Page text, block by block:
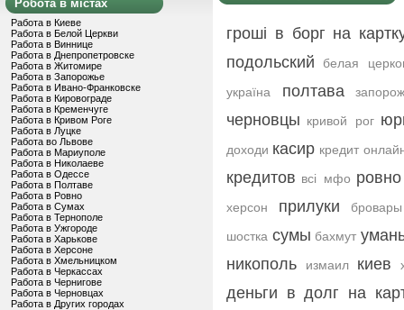
Робота в містах
Работа в Киеве
Работа в Белой Церкви
Работа в Виннице
Работа в Днепропетровске
Работа в Житомире
Работа в Запорожье
Работа в Ивано-Франковске
Работа в Кировограде
Работа в Кременчуге
Работа в Кривом Роге
Работа в Луцке
Работа во Львове
Работа в Мариуполе
Работа в Николаеве
Работа в Одессе
Работа в Полтаве
Работа в Ровно
Работа в Сумах
Работа в Тернополе
Работа в Ужгороде
Работа в Харькове
Работа в Херсоне
Работа в Хмельницком
Работа в Черкассах
Работа в Чернигове
Работа в Черновцах
Работа в Других городах
гроші в борг на
подольский
белая
україна
полтава
черновцы кривой рог
доходи касир кредит
кредитов всі мфо ровно
херсон прилуки
бровары
шостка сумы бахмут
никополь
измаил киев
деньги в долг на